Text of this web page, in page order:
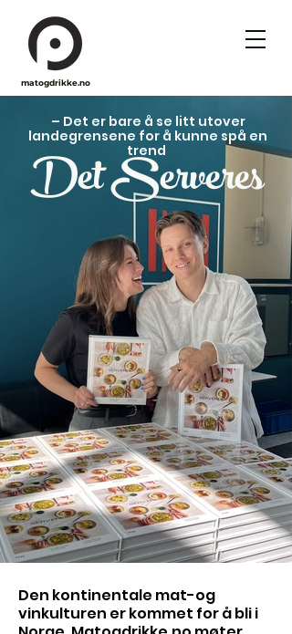
matogdrikke.no
– Det er bare å se litt utover
landegrensene for å kunne spå en
trend
Det Serveres
Den kontinentale mat-og
vinkulturen er kommet for å bli i